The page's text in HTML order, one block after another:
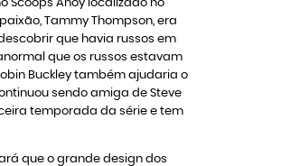
Scoops Ahoy localizado no
Tammy Thompson, era
que havia russos em
que os russos estavam
Buckley também ajudaria o
sendo amiga de Steve
temporada da série e tem
que o grande design dos